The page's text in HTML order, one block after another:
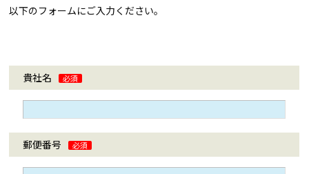
以下のフォームにご入力ください。